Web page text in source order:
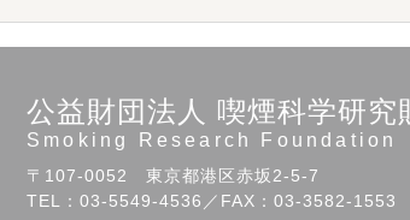
公益財団法人 喫煙科学研究
Smoking Research Foundation
〒107-0052 東京都港区赤坂2-5-7
TEL：03-5549-4536／FAX：03-3582-1553